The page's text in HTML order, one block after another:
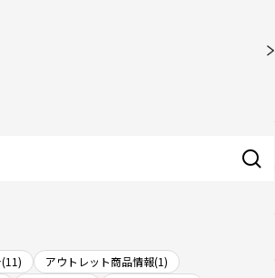
アウトレット商品情報(1)